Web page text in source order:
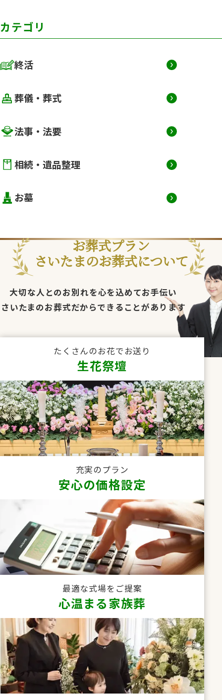
カテゴリ
終活
葬儀・葬式
法事・法要
相続・遺品整理
お墓
お葬式プラン
さいたまのお葬式について
大切な人とのお別れを心を込めてお手伝い
さいたまのお葬式だからできることがあります
たくさんのお花でお送り
生花祭壇
充実のプラン
安心の価格設定
最適な式場をご提案
心温まる家族葬